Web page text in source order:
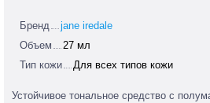
Бренд
jane iredale
Объем
27 мл
Тип кожи
Для всех типов кожи
Устойчивое тональное средство с